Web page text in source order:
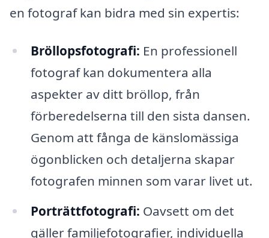
en fotograf kan bidra med sin expertis:
Bröllopsfotografi: En professionell
fotograf kan dokumentera alla
aspekter av ditt bröllop, från
förberedelserna till den sista dansen.
Genom att fånga de känslomässiga
ögonblicken och detaljerna skapar
fotografen minnen som varar livet ut.
Porträttfotografi: Oavsett om det
gäller familjefotografier, individuella